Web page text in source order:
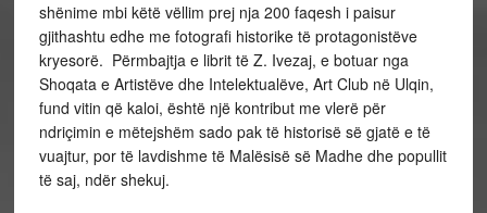
shënime mbi këtë vëllim prej nja 200 faqesh i paisur
gjithashtu edhe me fotografi historike të protagonistëve
kryesorë. Përmbajtja e librit të Z. Ivezaj, e botuar nga
Shoqata e Artistëve dhe Intelektualëve, Art Club në Ulqin,
fund vitin që kaloi, është një kontribut me vlerë për
ndriçimin e mëtejshëm sado pak të historisë së gjatë e të
vuajtur, por të lavdishme të Malësisë së Madhe dhe popullit
të saj, ndër shekuj.